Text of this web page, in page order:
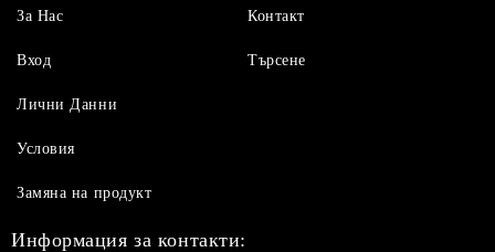
За Нас
Вход
Контакт
Търсене
Лични Данни
Условия
Замяна на продукт
Информация за контакти: